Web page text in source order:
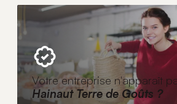
Votre entreprise n'apparaît
Hainaut Terre de Goûts ?